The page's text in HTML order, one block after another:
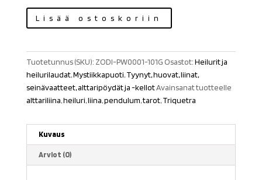
Triquetra
määrä
Lisää ostoskoriin
Tuotetunnus (SKU): ZODI-PW0001-101G Osastot:Heilurit ja
heilurilaudat,Mystiikkapuoti,Tyynyt, huovat, liinat,
seinävaatteet, alttaripöydät ja -kellotAvainsanat tuotteelle
alttariliina,heiluri,liina,pendulum,tarot,Triquetra
Kuvaus
Arviot (0)